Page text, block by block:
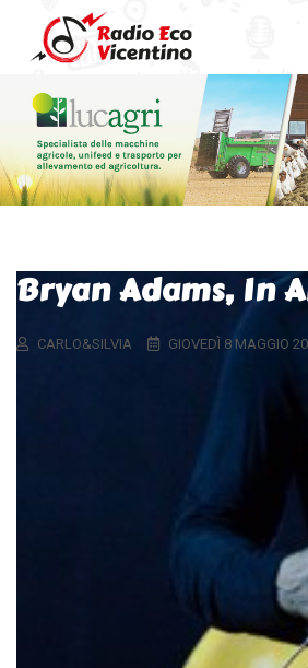
Bryan Adams, In
CARLO&SILVIA GIOVEDÌ 8 MAGGIO